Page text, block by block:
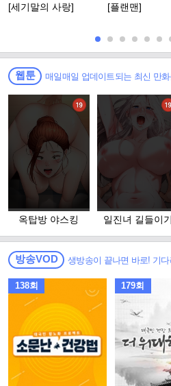
[세기말의 사랑] [플랜맨]
웹툰 매일매일 업데이트되는 최신 만
옥탑방 야스킹 일진녀 길들이기
방송VOD 생방송이 끝나면 바로! 기
138회 179회